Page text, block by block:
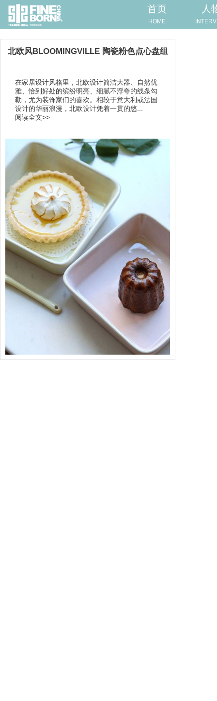
首页
HOME
人
北欧风BLOOMINGVILLE 陶瓷粉色点心盘组
在家居设计风格里，北欧设计简洁大器、自然优
雅、恰到好处的缤纷明亮、细腻不浮夸的线条勾
勒，尤为装饰家们的喜欢。相较于意大利或法国
设计的华丽浪漫，北欧设计凭着一贯的悠...
阅读全文>>